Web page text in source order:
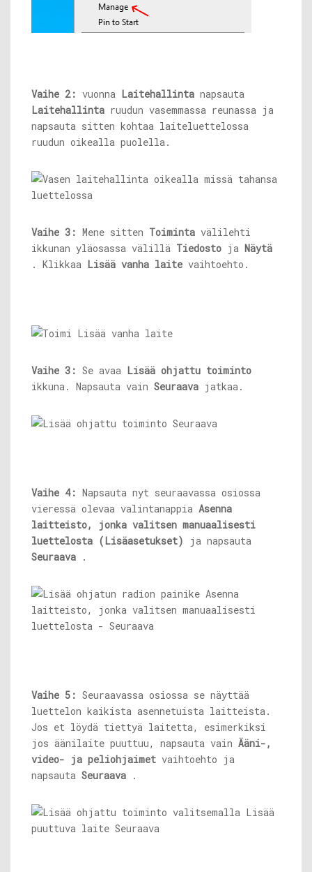
Vaihe 2: vuonna Laitehallinta napsauta
Laitehallinta ruudun vasemmassa reunassa ja
napsauta sitten kohtaa laiteluettelossa
ruudun oikealla puolella.
Vaihe 3: Mene sitten Toiminta välilehti
ikkunan yläosassa välillä Tiedosto ja Näytä
. Klikkaa Lisää vanha laite vaihtoehto.
Vaihe 3: Se avaa Lisää ohjattu toiminto
ikkuna. Napsauta vain Seuraava jatkaa.
Vaihe 4: Napsauta nyt seuraavassa osiossa
vieressä olevaa valintanappia Asenna
laitteisto, jonka valitsen manuaalisesti
luettelosta (Lisäasetukset)
ja napsauta
Seuraava .
Vaihe 5: Seuraavassa osiossa se näyttää
luettelon kaikista asennetuista laitteista.
Jos et löydä tiettyä laitetta, esimerkiksi
jos äänilaite puuttuu, napsauta vain Ääni-,
video- ja peliohjaimet vaihtoehto ja
napsauta Seuraava .